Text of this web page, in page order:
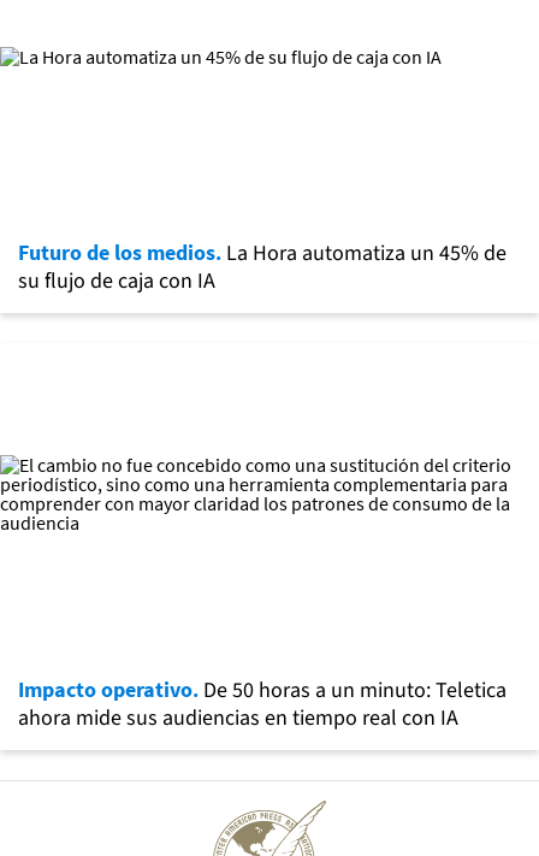
Futuro de los medios. La Hora automatiza un 45% de
su flujo de caja con IA
Impacto operativo. De 50 horas a un minuto: Teletica
ahora mide sus audiencias en tiempo real con IA